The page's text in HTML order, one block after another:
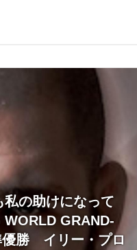
私の助けになって
GRAND-
優勝 イリー・プロ